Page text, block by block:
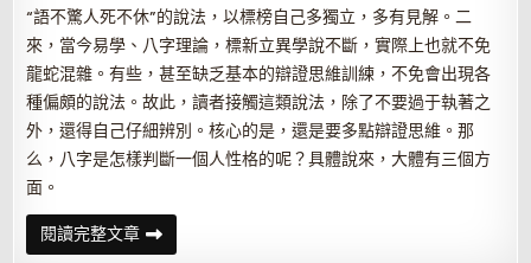
“語不驚人死不休”的說法，以標榜自己多獨立，多有見解。二
來，當今易學、八字理論，標新立異學說不斷，實際上也就不免
龍蛇混雜。有些，甚至缺乏基本的辯證思維訓練，不免會出現各
種偏頗的說法。故此，讀者接觸這類說法，除了不要過于執著之
外，還得自己仔細辨別。核心的是，還是要多點辯證思維。那
么，八字是怎樣判斷一個人性格的呢？具體說來，大體有三個方
面。
閱讀完整文章怎
樣